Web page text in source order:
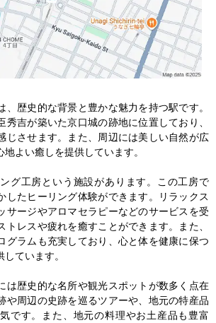
、歴史的な背景と豊かな魅力を持つ駅です。
秀吉が築いた京口城の跡地に位置しており、
じさせます。また、周辺には美しい自然が広
よい癒しを提供しています。
グ工房という施設があります。この工房で
したヒーリング体験ができます。リラックス
サージやアロマセラピーなどのサービスを受
トレスや疲れを癒すことができます。また、
グラムも充実しており、心と体を健康に保つ
ています。
は歴史的な名所や観光スポットが数多く点在
や周辺の史跡を巡るツアーや、地元の特産品
です。また、地元の料理やお土産品も豊富